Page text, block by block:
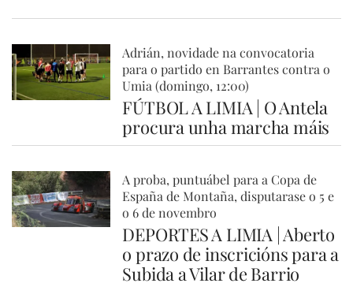
Adrián, novidade na convocatoria
para o partido en Barrantes contra o
Umia (domingo, 12:00)
FÚTBOL A LIMIA | O Antela
procura unha marcha máis
A proba, puntuábel para a Copa de
España de Montaña, disputarase o 5 e
o 6 de novembro
DEPORTES A LIMIA | Aberto
o prazo de inscricións para a
Subida a Vilar de Barrio